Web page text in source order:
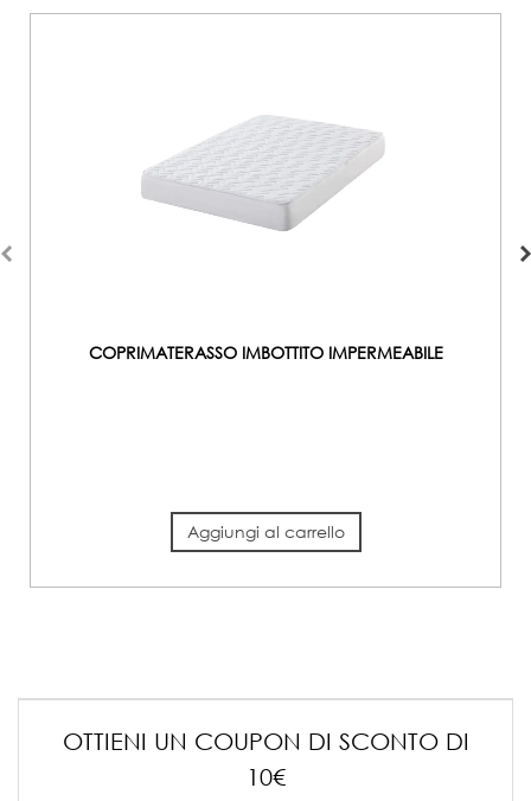
COPRIMATERASSO IMBOTTITO IMPERMEABILE
Aggiungi al carrello
OTTIENI UN COUPON DI SCONTO DI
10€